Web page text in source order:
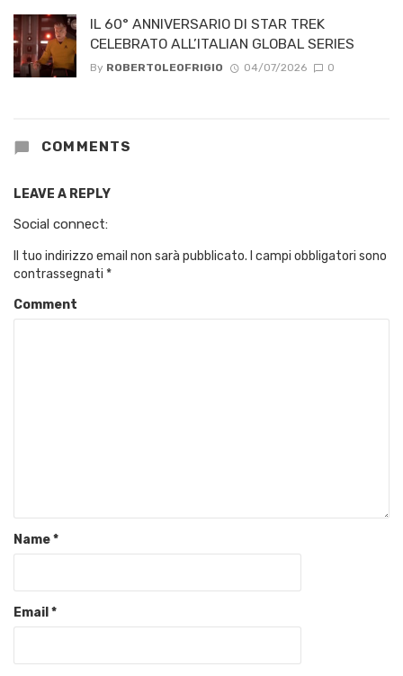
IL 60° ANNIVERSARIO DI STAR TREK
CELEBRATO ALL’ITALIAN GLOBAL SERIES
By ROBERTOLEOFRIGIO 04/07/2026 0
COMMENTS
LEAVE A REPLY
Social connect:
Il tuo indirizzo email non sarà pubblicato. I campi obbligatori sono
contrassegnati *
Comment
Name*
Email *